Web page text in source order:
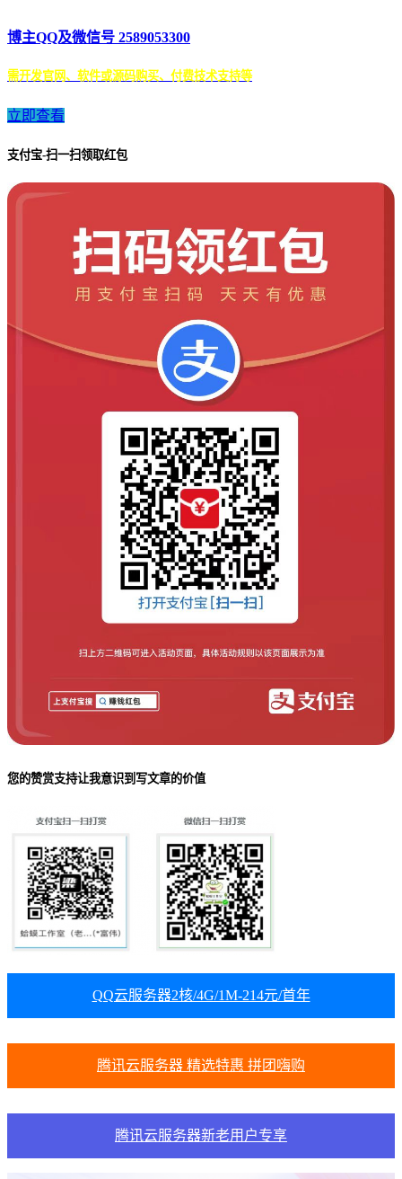
博主QQ及微信号 2589053300
需开发官网、软件或源码购买、付费技术支持等
立即查看
支付宝-扫一扫领取红包
您的赞赏支持让我意识到写文章的价值
QQ云服务器2核/4G/1M-214元/首年
腾讯云服务器 精选特惠 拼团嗨购
腾讯云服务器新老用户专享